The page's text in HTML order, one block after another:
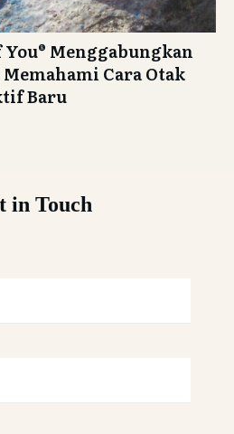
Menggabungkan
Cara Otak
Baru
in Touch